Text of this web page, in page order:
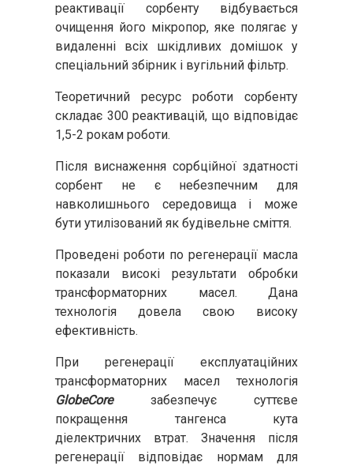
реактивації сорбенту відбувається
очищення його мікропор, яке полягає у
видаленні всіх шкідливих домішок у
спеціальний збірник і вугільний фільтр.
Теоретичний ресурс роботи сорбенту
складає 300 реактивацій, що відповідає
1,5-2 рокам роботи.
Після виснаження сорбційної здатності
сорбент не є небезпечним для
навколишнього середовища і може
бути утилізований як будівельне сміття.
Проведені роботи по регенерації масла
показали високі результати обробки
трансформаторних масел. Дана
технологія довела свою високу
ефективність.
При регенерації експлуатаційних
трансформаторних масел технологія
GlobeCoreзабезпечує суттєве
покращення тангенса кута
діелектричних втрат. Значення після
регенерації відповідає нормам для